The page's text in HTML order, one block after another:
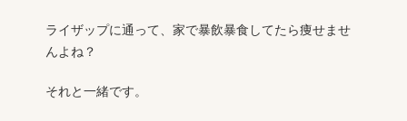
ライザップに通って、家で暴飲暴食してたら痩せませ
んよね？
それと一緒です。